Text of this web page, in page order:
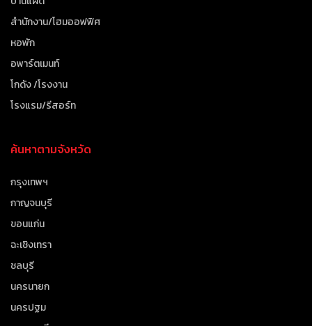
สำนักงาน/โฮมออฟฟิศ
หอพัก
อพาร์ตเมนท์
โกดัง /โรงงาน
โรงแรม/รีสอร์ท
ค้นหาตามจังหวัด
กรุงเทพฯ
กาญจนบุรี
ขอนแก่น
ฉะเชิงเทรา
ชลบุรี
นครนายก
นครปฐม